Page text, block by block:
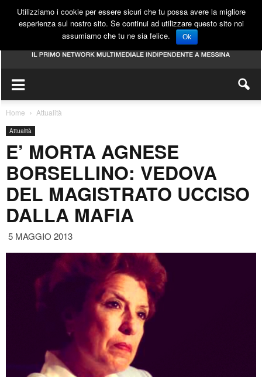
Home Attualità
Attualità
E’ MORTA AGNESE
BORSELLINO: VEDOVA
DEL MAGISTRATO UCCISO
DALLA MAFIA
5 MAGGIO 2013
Utilizziamo i cookie per essere sicuri che tu possa avere la migliore
esperienza sul nostro sito. Se continui ad utilizzare questo sito noi
assumiamo che tu ne sia felice.
Ok